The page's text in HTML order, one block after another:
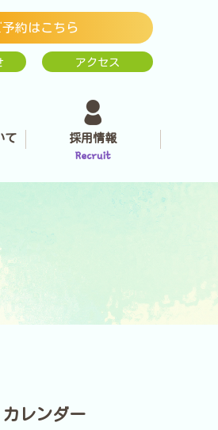
予約はこちら
アクセス
て 採用情報
Recruit
カレンダー